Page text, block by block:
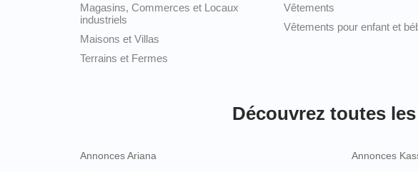
Magasins, Commerces et Locaux
industriels
Maisons et Villas
Terrains et Fermes
Vêtements
Vêtements pour enfant et
Découvrez toutes
Annonces Ariana Annonces